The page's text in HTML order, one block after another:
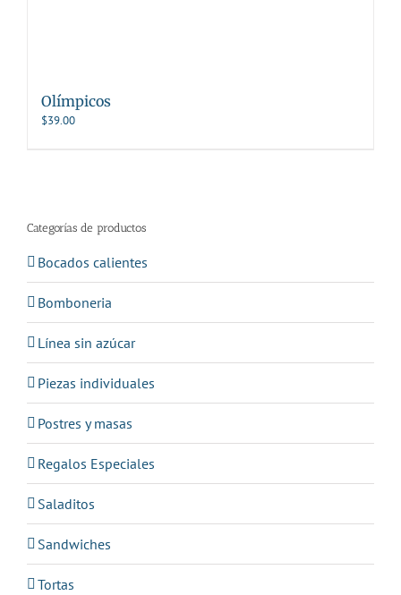
Olímpicos
$39.00
Categorías de productos
Bocados calientes
Bomboneria
Línea sin azúcar
Piezas individuales
Postres y masas
Regalos Especiales
Saladitos
Sandwiches
Tortas